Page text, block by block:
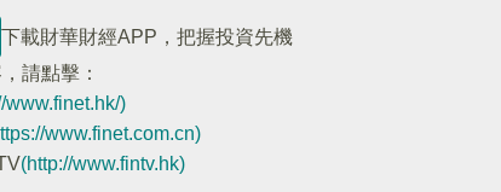
下載財華財經APP，把握投資先機
請點擊：
www.finet.hk/)
www.finet.com.cn)
(http://www.fintv.hk)